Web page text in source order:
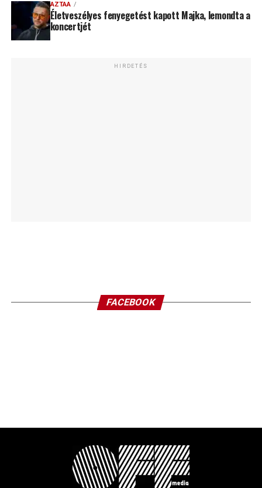
AZTAA
Életveszélyes fenyegetést kapott Majka, lemondta a
koncertjét
HIRDETÉS
FACEBOOK